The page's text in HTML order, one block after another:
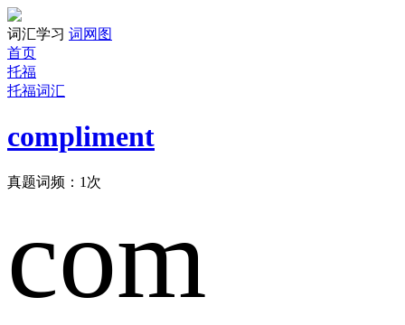
词汇学习 词网图
首页
托福
托福词汇
compliment
真题词频： 1 次
com